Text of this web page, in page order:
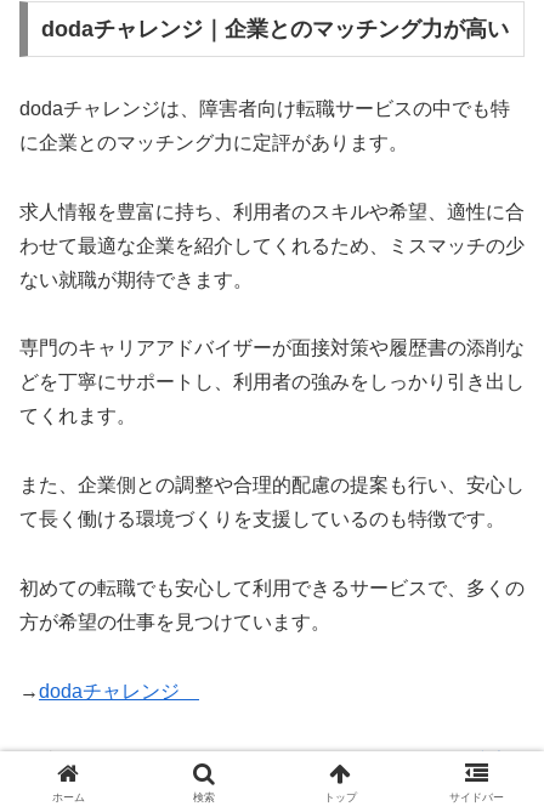
dodaチャレンジ｜企業とのマッチング力が高い
dodaチャレンジは、障害者向け転職サービスの中でも特
に企業とのマッチング力に定評があります。
求人情報を豊富に持ち、利用者のスキルや希望、適性に合
わせて最適な企業を紹介してくれるため、ミスマッチの少
ない就職が期待できます。
専門のキャリアアドバイザーが面接対策や履歴書の添削な
どを丁寧にサポートし、利用者の強みをしっかり引き出し
てくれます。
また、企業側との調整や合理的配慮の提案も行い、安心し
て長く働ける環境づくりを支援しているのも特徴です。
初めての転職でも安心して利用できるサービスで、多くの
方が希望の仕事を見つけています。
→dodaチャレンジ
関連ページはこちら：
dodaチャレンジの口コミは？障害
者雇用の特徴・メリット・デメリット
ホーム 検索 トップ サイドバー